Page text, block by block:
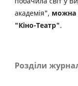
академія", можна
"Кіно-Театр".
Розділи